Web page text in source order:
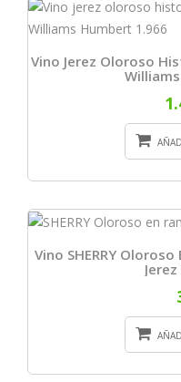
Vino Jerez Oloroso
Vino SHERRY Oloroso